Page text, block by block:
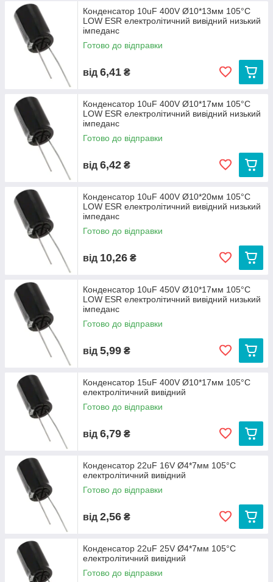
Конденсатор 10uF 400V Ø10*13мм 105°C
LOW ESR електролітичний вивідний низький
імпеданс
Готово до відправки
від 6,41 ₴
Конденсатор 10uF 400V Ø10*17мм 105°C
LOW ESR електролітичний вивідний низький
імпеданс
Готово до відправки
від 6,42 ₴
Конденсатор 10uF 400V Ø10*20мм 105°C
LOW ESR електролітичний вивідний низький
імпеданс
Готово до відправки
від 10,26 ₴
Конденсатор 10uF 450V Ø10*17мм 105°C
LOW ESR електролітичний вивідний низький
імпеданс
Готово до відправки
від 5,99 ₴
Конденсатор 15uF 400V Ø10*17мм 105°C
електролітичний вивідний
Готово до відправки
від 6,79 ₴
Конденсатор 22uF 16V Ø4*7мм 105°C
електролітичний вивідний
Готово до відправки
від 2,56 ₴
Конденсатор 22uF 25V Ø4*7мм 105°C
електролітичний вивідний
Готово до відправки